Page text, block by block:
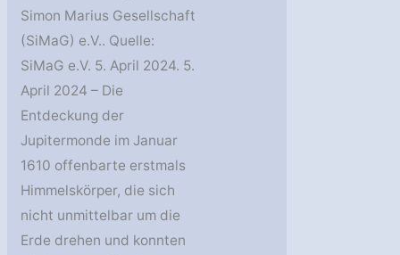
Simon Marius Gesellschaft
(SiMaG) e.V.. Quelle:
SiMaG e.V. 5. April 2024. 5.
April 2024 – Die
Entdeckung der
Jupitermonde im Januar
1610 offenbarte erstmals
Himmelskörper, die sich
nicht unmittelbar um die
Erde drehen und konnten